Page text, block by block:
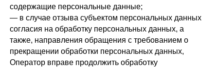
содержащие персональные данные;
— в случае отзыва субъектом персональных данных
согласия на обработку персональных данных, а
также, направления обращения с требованием о
прекращении обработки персональных данных,
Оператор вправе продолжить обработку